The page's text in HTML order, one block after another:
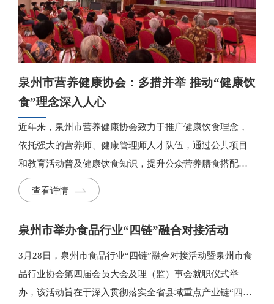
泉州市营养健康协会：多措并举 推动“健康饮
食”理念深入人心
近年来，泉州市营养健康协会致力于推广健康饮食理念，
依托强大的营养师、健康管理师人才队伍，通过公共项目
和教育活动普及健康饮食知识，提升公众营养膳食搭配能
力，开展了一系列卓有成效的工作。
查看详情
泉州市举办食品行业“四链”融合对接活动
3月28日，泉州市食品行业“四链”融合对接活动暨泉州市食
品行业协会第四届会员大会及理（监）事会就职仪式举
办，该活动旨在于深入贯彻落实全省县域重点产业链“四